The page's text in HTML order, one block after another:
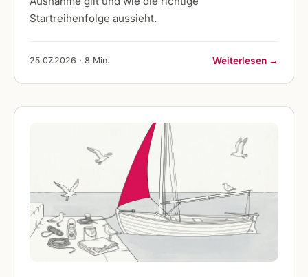
Startreihenfolge aussieht.
25.07.2026 · 8 Min. Weiterlesen →